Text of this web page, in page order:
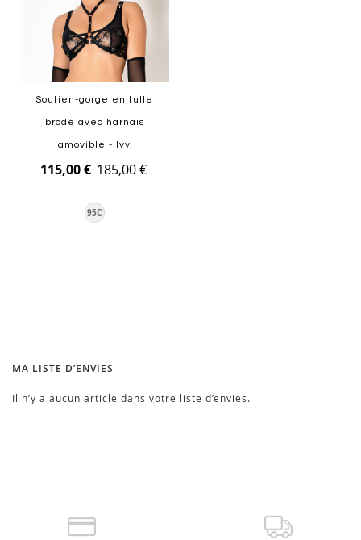
Soutien-gorge en tulle
brodé avec harnais
amovible - Ivy
115,00 € 185,00 €
95C
MA LISTE D’ENVIES
Il n’y a aucun article dans votre liste d’envies.